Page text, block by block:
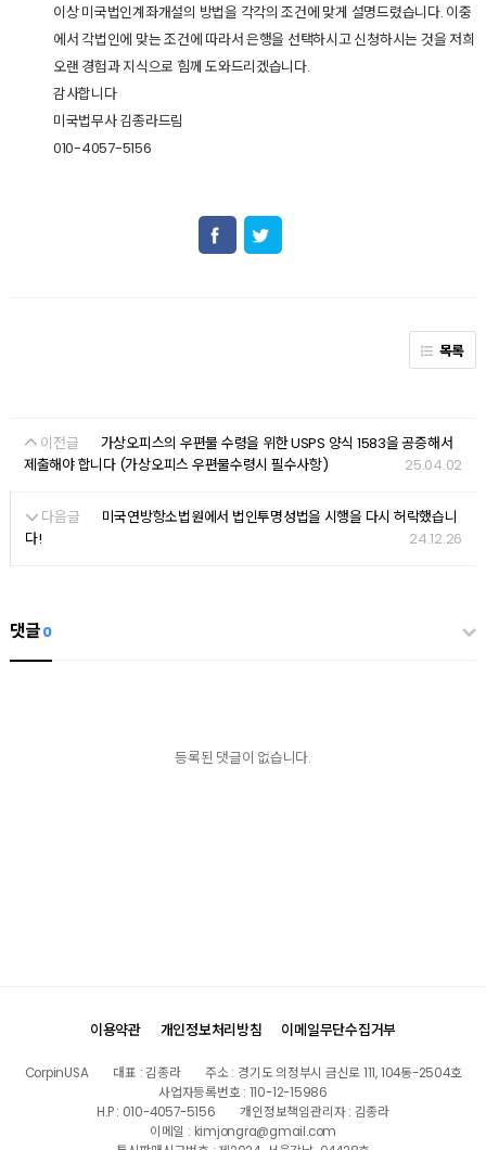
이상 미국법인계좌개설의 방법을 각각의 조건에 맞게 설명드렸습니다. 이중
에서 각법인에 맞는 조건에 따라서 은행을 선택하시고 신청하시는 것을 저희
오랜 경험과 지식으로 힘께 도와드리겠습니다.
감사합니다
미국법무사 김종라드림
010-4057-5156
목록
이전글
가상오피스의 우편물 수령을 위한 USPS 양식 1583을 공증해서
제출해야 합니다 (가상오피스 우편물수령시 필수사항)
25.04.02
다음글
미국연방항소법원에서 법인투명성법을 시행을 다시 허락했습니
다!
24.12.26
댓글0
등록된 댓글이 없습니다.
이용약관 개인정보처리방침 이메일무단수집거부
CorpinUSA 대표 : 김종라
주소 : 경기도 의정부시 금신로 111, 104동-2504호
사업자등록번호 : 110-12-15986
H.P : 010-4057-5156
개인정보책임관리자 : 김종라
이메일 : kimjongra@gmail.com